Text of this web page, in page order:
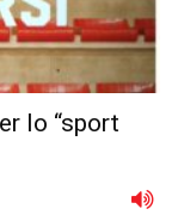
lo “sport